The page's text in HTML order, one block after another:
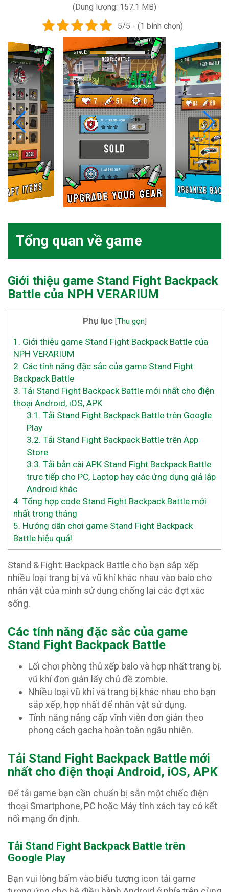
(Dung lượng: 157.1 MB)
5/5 - (1 bình chọn)
Tổng quan về game
Giới thiệu game Stand Fight Backpack
Battle của NPH VERARIUM
Phụ lục [Thu gọn]
1. Giới thiệu game Stand Fight Backpack Battle của
NPH VERARIUM
2. Các tính năng đặc sắc của game Stand Fight
Backpack Battle
3. Tải Stand Fight Backpack Battle mới nhất cho điện
thoại Android, iOS, APK
3.1. Tải Stand Fight Backpack Battle trên Google
Play
3.2. Tải Stand Fight Backpack Battle trên App
Store
3.3. Tải bản cài APK Stand Fight Backpack Battle
trực tiếp cho PC, Laptop hay các ứng dụng giả lập
Android khác
4. Tổng hợp code Stand Fight Backpack Battle mới
nhất trong tháng
5. Hướng dẫn chơi game Stand Fight Backpack
Battle hiệu quả!
Stand & Fight: Backpack Battle cho bạn sắp xếp
nhiều loại trang bị và vũ khí khác nhau vào balo cho
nhân vật của mình sử dụng chống lại các đợt xác
sống.
Các tính năng đặc sắc của game
Stand Fight Backpack Battle
Lối chơi phòng thủ xếp balo và hợp nhất trang bị,
vũ khí đơn giản lấy chủ đề zombie.
Nhiều loại vũ khí và trang bị khác nhau cho bạn
sắp xếp, hợp nhất để nhân vật sử dụng.
Tính năng nâng cấp vĩnh viễn đơn giản theo
phong cách gacha hoàn toàn ngẫu nhiên.
Tải Stand Fight Backpack Battle mới
nhất cho điện thoại Android, iOS, APK
Để tải game bạn cần chuẩn bị sẵn một chiếc điện
thoại Smartphone, PC hoặc Máy tính xách tay có kết
nối mạng ổn định.
Tải Stand Fight Backpack Battle trên
Google Play
Bạn vui lòng bấm vào biểu tượng icon tải game